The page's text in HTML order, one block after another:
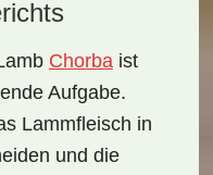
Chorbaist
Aufgabe.
Lammfleisch in
und die